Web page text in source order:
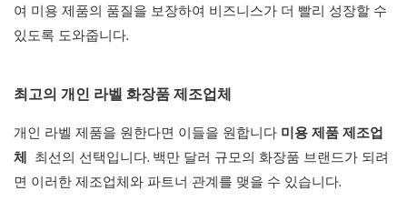
여 미용 제품의 품질을 보장하여 비즈니스가 더 빨리 성장할 수
있도록 도와줍니다.
최고의 개인 라벨 화장품 제조업체
개인 라벨 제품을 원한다면 이들을 원합니다 미용 제품 제조업
체 최선의 선택입니다. 백만 달러 규모의 화장품 브랜드가 되려
면 이러한 제조업체와 파트너 관계를 맺을 수 있습니다.